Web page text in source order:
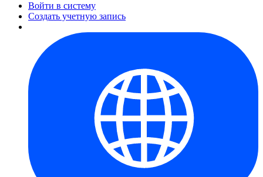
Войти в систему
Создать учетную запись